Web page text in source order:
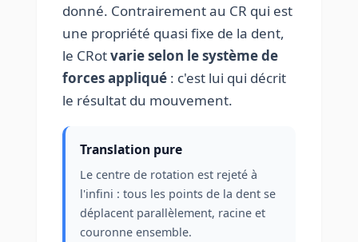
donné. Contrairement au CR qui est
une propriété quasi fixe de la dent,
le CRotvarie selon le système de
forces appliqué : c'est lui qui décrit
le résultat du mouvement.
Translation pure
Le centre de rotation est rejeté à
l'infini : tous les points de la dent se
déplacent parallèlement, racine et
couronne ensemble.